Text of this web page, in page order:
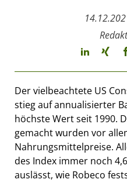
Der vielbeachtete US
stieg auf annualisierter
höchste Wert seit 1990.
gemacht wurden vor
Nahrungsmittelpreise.
des Index immer noch
auslässt, wie Robeco